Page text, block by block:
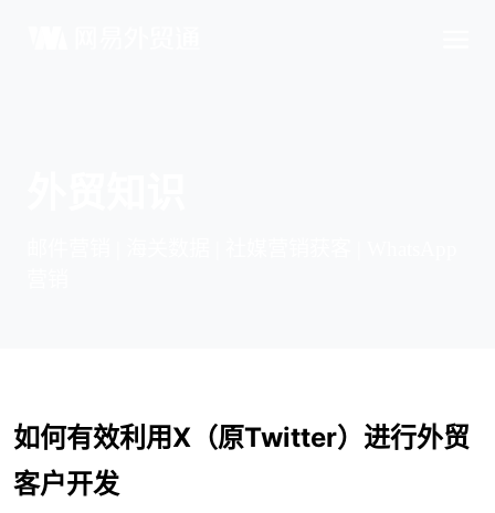
如何有效利用X（原Twitter）进行外贸
客户开发